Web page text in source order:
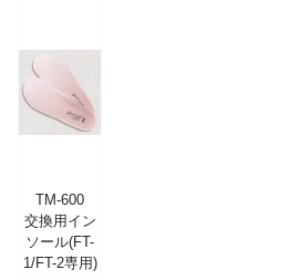
TM-600
交換用イン
ソール(FT-
1/FT-2専用)